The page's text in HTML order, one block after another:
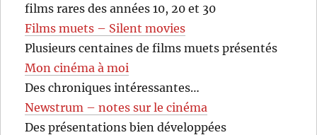
films rares des années 10, 20 et 30
Films muets – Silent movies
Plusieurs centaines de films muets présentés
Mon cinéma à moi
Des chroniques intéressantes…
Newstrum – notes sur le cinéma
Des présentations bien développées